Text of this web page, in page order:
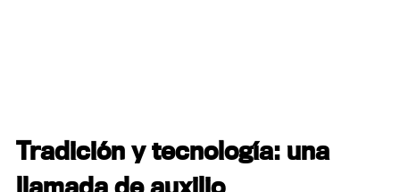
Tradición y tecnología: una
llamada de auxilio